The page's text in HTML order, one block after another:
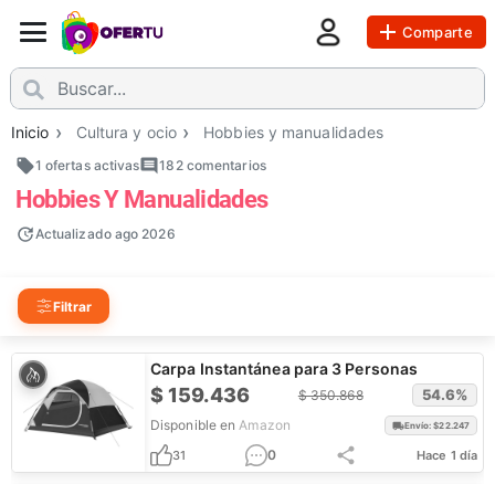
Comparte
Inicio Cultura y ocio Hobbies y manualidades
1 ofertas activas 182comentarios
Hobbies Y Manualidades
Actualizado ago 2026
Filtrar
Carpa Instantánea para 3 Personas
$159.436 $350.868 54.6%
Disponible en Amazon Envío: $22.247
31 0 Hace 1 día